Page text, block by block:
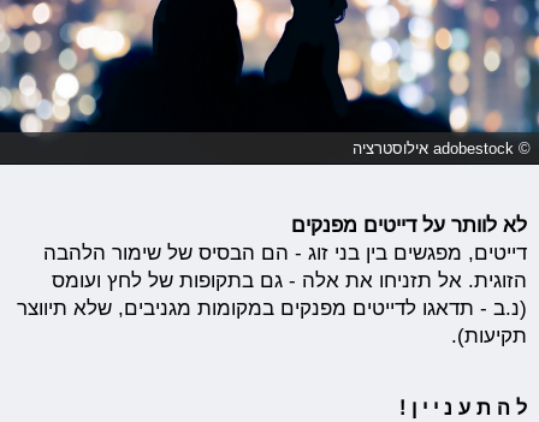
© adobestock אילוסטרציה
לא לוותר על דייטים מפנקים
דייטים, מפגשים בין בני זוג - הם הבסיס של שימור הלהבה
הזוגית. אל תזניחו את אלה - גם בתקופות של לחץ ועומס
(נ.ב - תדאגו לדייטים מפנקים במקומות מגניבים, שלא תיווצר
תקיעות).
ל ה ת ע נ י י ן !